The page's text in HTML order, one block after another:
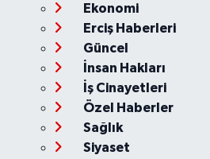
Ekonomi
Erciş Haberleri
Güncel
İnsan Hakları
İş Cinayetleri
Özel Haberler
Sağlık
Siyaset